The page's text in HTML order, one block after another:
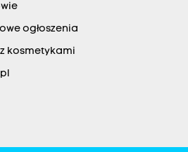
ogłoszenia
kosmetykami